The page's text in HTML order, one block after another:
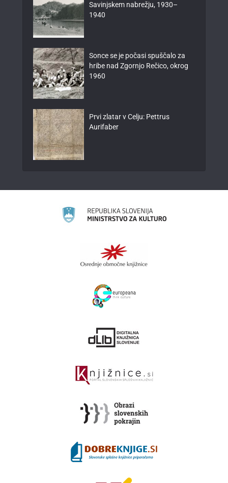
Savinjskem nabrežju, 1930–
1940
Sonce se je počasi spuščalo za
hribe nad Zgornjo Rečico, okrog
1960
Prvi zlatar v Celju: Pettrus
Aurifaber